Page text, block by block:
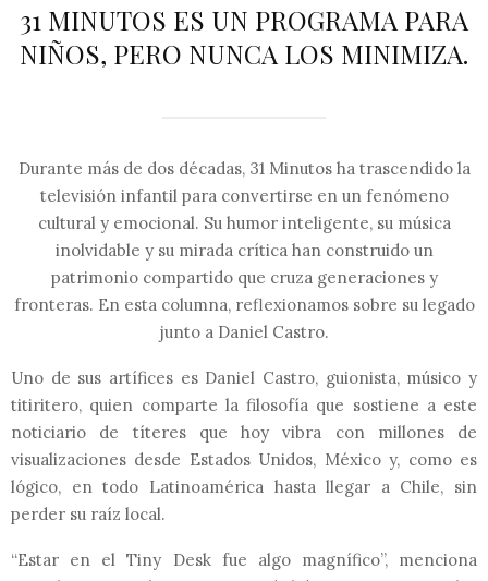
31 MINUTOS ES UN PROGRAMA PARA
NIÑOS, PERO NUNCA LOS MINIMIZA.
Durante más de dos décadas, 31 Minutos ha trascendido la
televisión infantil para convertirse en un fenómeno
cultural y emocional. Su humor inteligente, su música
inolvidable y su mirada crítica han construido un
patrimonio compartido que cruza generaciones y
fronteras. En esta columna, reflexionamos sobre su legado
junto a Daniel Castro.
Uno de sus artífices es Daniel Castro, guionista, músico y
titiritero, quien comparte la filosofía que sostiene a este
noticiario de títeres que hoy vibra con millones de
visualizaciones desde Estados Unidos, México y, como es
lógico, en todo Latinoamérica hasta llegar a Chile, sin
perder su raíz local.
“Estar en el Tiny Desk fue algo magnífico”, menciona